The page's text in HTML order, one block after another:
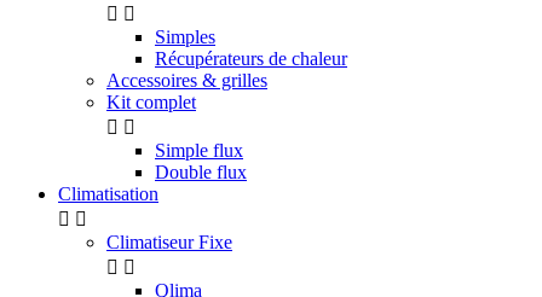
 
Simples
Récupérateurs de chaleur
Accessoires & grilles
Kit complet
 
Simple flux
Double flux
Climatisation
 
Climatiseur Fixe
 
Qlima